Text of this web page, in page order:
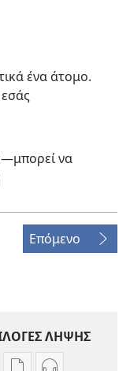
ένα άτομο.
να
Επόμενο
ΛΗΨΗΣ